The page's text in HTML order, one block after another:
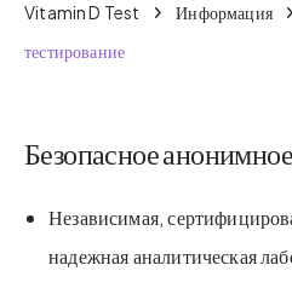
Vitamin D Test Информация
тестирование
Безопасное
Независимая,
надежная аналитическая